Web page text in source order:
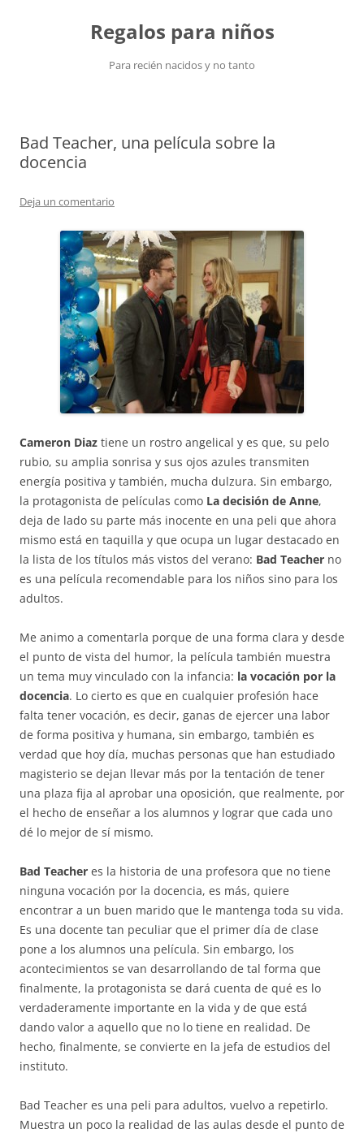
Regalos para niños
Para recién nacidos y no tanto
Bad Teacher, una película sobre la
docencia
Deja un comentario
Cameron Diaz tiene un rostro angelical y es que, su pelo
rubio, su amplia sonrisa y sus ojos azules transmiten
energía positiva y también, mucha dulzura. Sin embargo,
la protagonista de películas como La decisión de Anne,
deja de lado su parte más inocente en una peli que ahora
mismo está en taquilla y que ocupa un lugar destacado en
la lista de los títulos más vistos del verano: Bad Teacher no
es una película recomendable para los niños sino para los
adultos.
Me animo a comentarla porque de una forma clara y desde
el punto de vista del humor, la película también muestra
un tema muy vinculado con la infancia: la vocación por la
docencia. Lo cierto es que en cualquier profesión hace
falta tener vocación, es decir, ganas de ejercer una labor
de forma positiva y humana, sin embargo, también es
verdad que hoy día, muchas personas que han estudiado
magisterio se dejan llevar más por la tentación de tener
una plaza fija al aprobar una oposición, que realmente, por
el hecho de enseñar a los alumnos y lograr que cada uno
dé lo mejor de sí mismo.
Bad Teacher es la historia de una profesora que no tiene
ninguna vocación por la docencia, es más, quiere
encontrar a un buen marido que le mantenga toda su vida.
Es una docente tan peculiar que el primer día de clase
pone a los alumnos una película. Sin embargo, los
acontecimientos se van desarrollando de tal forma que
finalmente, la protagonista se dará cuenta de qué es lo
verdaderamente importante en la vida y de que está
dando valor a aquello que no lo tiene en realidad. De
hecho, finalmente, se convierte en la jefa de estudios del
instituto.
Bad Teacher es una peli para adultos, vuelvo a repetirlo.
Muestra un poco la realidad de las aulas desde el punto de